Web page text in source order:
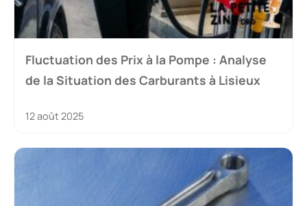
Fluctuation des Prix à la Pompe : Analyse
de la Situation des Carburants à Lisieux
12 août 2025